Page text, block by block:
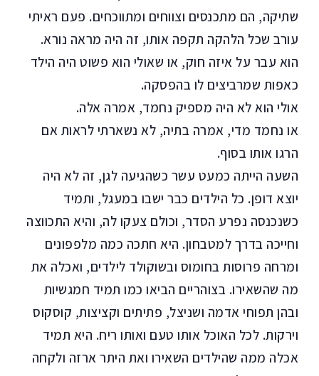
שתיקה, הם מתכנסים וצווחים ומתווכחים. פעם ראיתי
עורב שכל הלהקה תקפה אותו, זה היה מראה נורא.
הוא עבר על איזה חוק, או שאולי הוא פשוט היה הילד
כאפות שמרביצים לו בהפסקה.
אולי הוא לא היה מספיק נחמד, אמרה אלה.
או נחמד מדי, אמרה בתיה, לא נשארתי לראות אם
הרגו אותו בסוף.
השעה הייתה כמעט עשר כשהגיעה לגן, זה לא היה
יוצא דופן. כל הילדים כבר ישבו במעגל, ותמיד
כשנכנסה נפרע הסדר, וכולם צעקו לה, והיא התכווצה
וחייכה בדרך למטבחון. היא חתכה כמה מלפפונים
ומרחה פרוסות בחומוס ובשוקולד לילדים, ואכלה את
מה שהשאירו. בצוהריים הביאו כמו תמיד חמגשיות
ובהן תפוחי אדמה ושניצל, פתיתים וקציצות, קוסקוס
וירקות. לכל האוכל אותו טעם ואותו ריח. היא תמיד
אכלה ממה שהילדים השאירו ואת היתר ארזה ולקחה